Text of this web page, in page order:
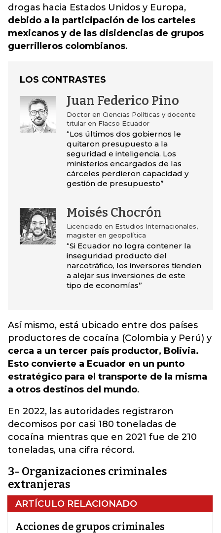
drogas hacia Estados Unidos y Europa,
debido a la participación de los carteles
mexicanos y de las disidencias de grupos
guerrilleros colombianos.
LOS CONTRASTES
Juan Federico Pino
Doctor en Ciencias Políticas y docente
titular en Flacso Ecuador
“Los últimos dos gobiernos le
quitaron presupuesto a la
seguridad e inteligencia. Los
ministerios encargados de las
cárceles perdieron capacidad y
gestión de presupuesto”
Moisés Chocrón
Licenciado en Estudios Internacionales,
magister en geopolítica
“Si Ecuador no logra contener la
inseguridad producto del
narcotráfico, los inversores tienden
a alejar sus inversiones de este
tipo de economías”
Así mismo, está ubicado entre dos países
productores de cocaína (Colombia y Perú) y
cerca a un tercer país productor, Bolivia.
Esto convierte a Ecuador en un punto
estratégico para el transporte de la misma
a otros destinos del mundo.
En 2022, las autoridades registraron
decomisos por casi 180 toneladas de
cocaína mientras que en 2021 fue de 210
toneladas, una cifra récord.
3- Organizaciones criminales
extranjeras
ARTÍCULO RELACIONADO
Acciones de grupos criminales